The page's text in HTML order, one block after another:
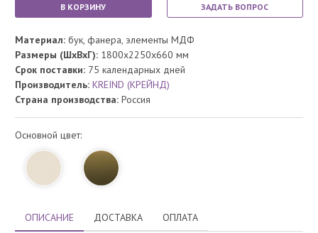
В КОРЗИНУ ЗАДАТЬ ВОПРОС
Материал: бук, фанера, элементы МДФ
Размеры (ШхВхГ): 1800x2250x660 мм
Срок поставки: 75 календарных дней
Производитель: KREIND (КРЕЙНД)
Страна производства: Россия
Основной цвет:
ОПИСАНИЕ ДОСТАВКА ОПЛАТА